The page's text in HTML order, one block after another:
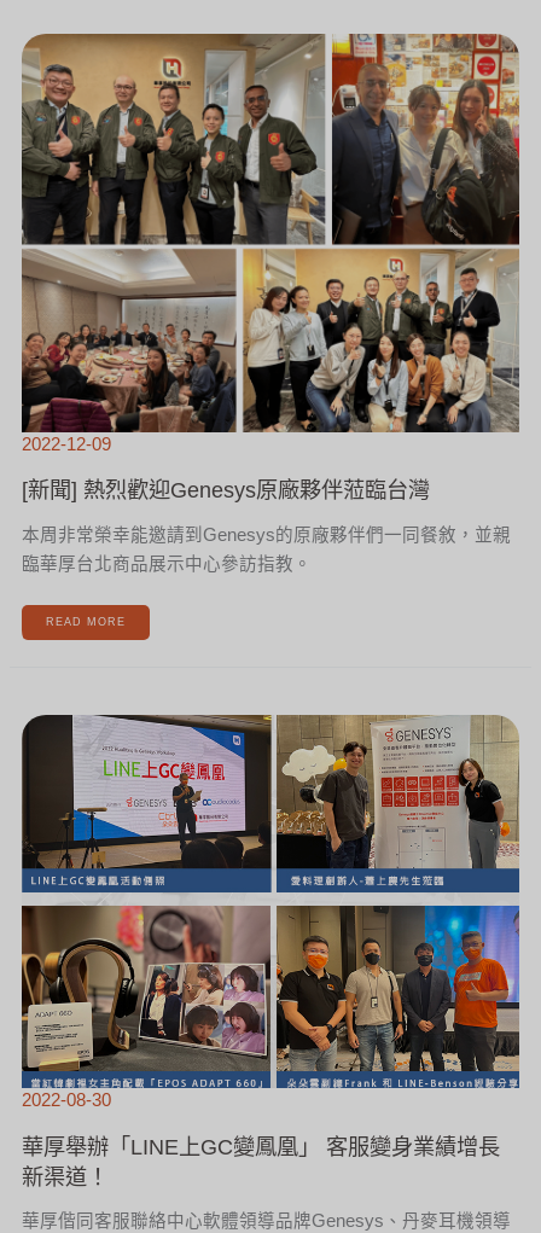
2022-12-09
[新聞] 熱烈歡迎Genesys原廠夥伴蒞臨台灣
本周非常榮幸能邀請到Genesys的原廠夥伴們一同餐敘，並親
臨華厚台北商品展示中心參訪指教。
聞]
歡
迎
GENESYS
原
廠
夥
伴
蒞
臨
台
灣
READ MORE
2022-08-30
華厚舉辦「LINE上GC變鳳凰」 客服變身業績增長
新渠道！
華厚偕同客服聯絡中心軟體領導品牌Genesys、丹麥耳機領導
厚
「LINE
業
績
增
長